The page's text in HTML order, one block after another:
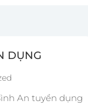
DỤNG
An tuyển dụng